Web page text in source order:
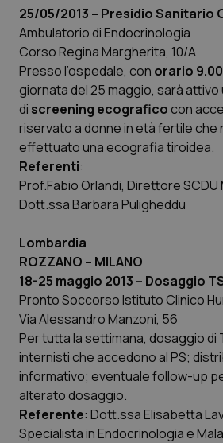
Lavoro e Professioni
Scienza e Farmaci
Studi e Analisi
Lettere al direttore
Edizioni Regionali
Professionisti Sanitari.AI
Abruzzo
Basilicata
Calabria
Campania
QS Pro Gold
Artrite & artrosi
Asma & BPCO
Car-T
QS Club Newsletter
25/05/2013 – Presidio Sanitario
Ambulatorio di Endocrinologia
Corso Regina Margherita, 10/A
Presso l’ospedale, con orario
giornata del 25 maggio, sarà attivo
di screening ecograficocon
riservato a donne in età fertile che
effettuato una ecografia tiroidea.
Referenti:
Prof.Fabio Orlandi, Direttore SCDU
Dott.ssa Barbara Puligheddu
Lombardia
ROZZANO – MILANO
18-25 maggio 2013 – Dosaggio
Pronto Soccorso Istituto Clinico
Via Alessandro Manzoni, 56
Per tutta la settimana, dosaggio di
internisti che accedono al PS;
informativo; eventuale follow-up
alterato dosaggio.
Referente: Dott.ssa Elisabetta
Specialista in Endocrinologia e